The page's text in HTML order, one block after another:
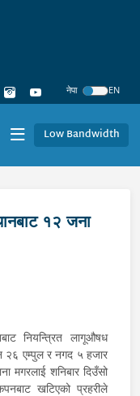
नेपा
EN
Low Bandwidth
१२ जना
नियन्त्रित लागूऔषध
२६ एम्पुल र नगद ५ हजार
मगरलाई शनिबार दिउँसो
खटिएको प्रहरीले